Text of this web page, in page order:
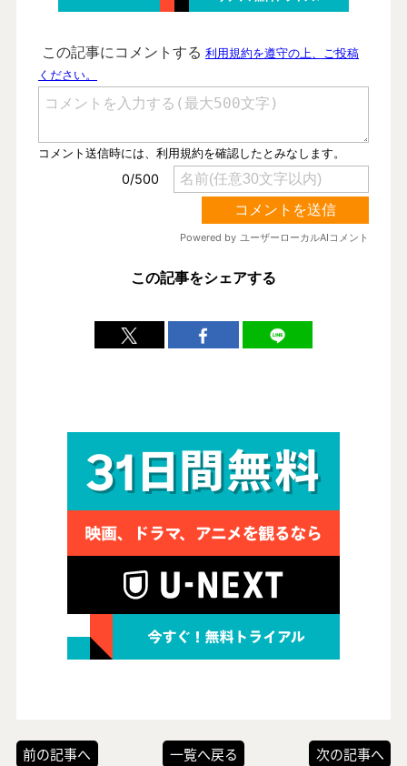
この記事をシェアする
前の記事へ 一覧へ戻る 次の記事へ